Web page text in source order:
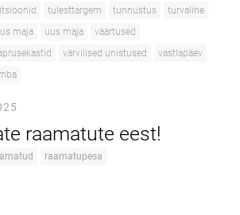
tulesttargem tunnustus
turvaline
maja uus maja
väärtused
värvilised unistused
vastlapäev
raamatute eest!
raamatupesa